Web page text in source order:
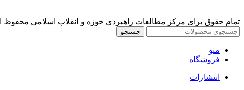
تمام حقوق برای مرکز مطالعات راهبردی حوزه و انقلاب اسلامی
جستجو
منو
فروشگاه
انتشارات